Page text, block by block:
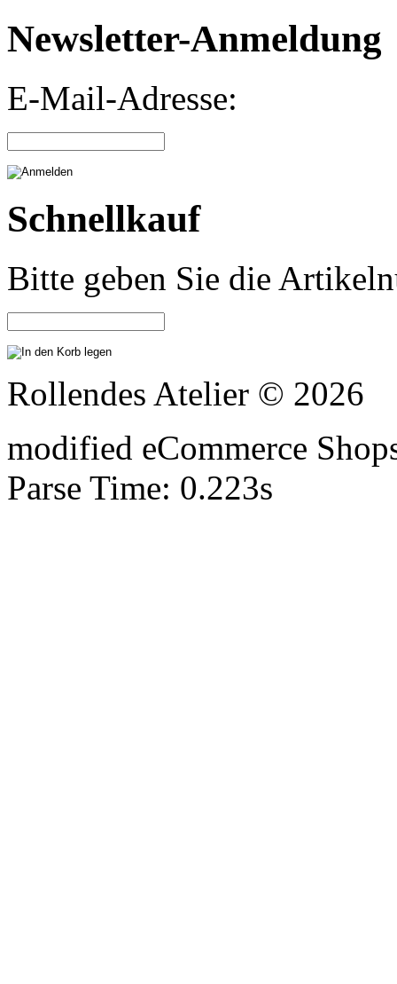
Newsletter-Anmeldung
E-Mail-Adresse:
Schnellkauf
Bitte geben Sie die
Rollendes Atelier © 2026
modified eCommerce
Parse Time: 0.223s